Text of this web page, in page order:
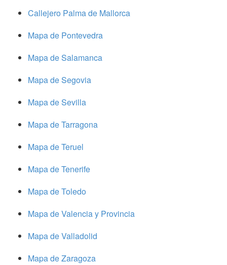
Callejero Palma de Mallorca
Mapa de Pontevedra
Mapa de Salamanca
Mapa de Segovia
Mapa de Sevilla
Mapa de Tarragona
Mapa de Teruel
Mapa de Tenerife
Mapa de Toledo
Mapa de Valencia y Provincia
Mapa de Valladolid
Mapa de Zaragoza